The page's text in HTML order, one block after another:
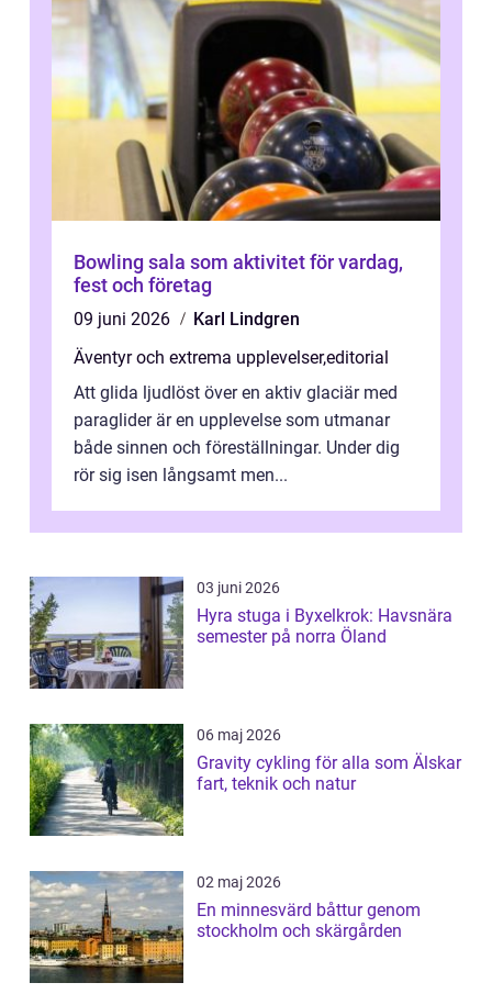
Bowling sala som aktivitet för vardag,
fest och företag
09 juni 2026
Karl Lindgren
Äventyr och extrema upplevelser,editorial
Att glida ljudlöst över en aktiv glaciär med
paraglider är en upplevelse som utmanar
både sinnen och föreställningar. Under dig
rör sig isen långsamt men...
03 juni 2026
Hyra stuga i Byxelkrok: Havsnära
semester på norra Öland
06 maj 2026
Gravity cykling för alla som Älskar
fart, teknik och natur
02 maj 2026
En minnesvärd båttur genom
stockholm och skärgården